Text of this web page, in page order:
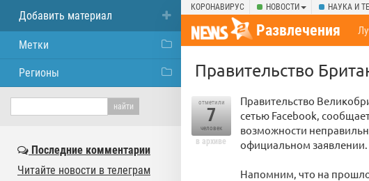
КОРОНАВИРУС НОВОСТИ НАУКА И
Развлечения
Правительство
отметили
7
человек
в архиве
Правительство
сетью Facebook,
возможности
официальном заявлении.
Напомним, что на
Добавить материал
Метки
Регионы
Последние комментарии
Читайте новости в телеграм